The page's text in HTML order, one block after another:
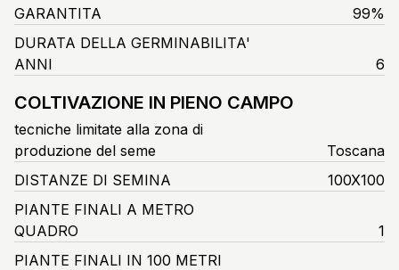
GARANTITA
99%
DURATA DELLA GERMINABILITA'
ANNI
6
COLTIVAZIONE IN PIENO CAMPO
tecniche limitate alla zona di
produzione del seme
Toscana
DISTANZE DI SEMINA
100X100
PIANTE FINALI A METRO
QUADRO
1
PIANTE FINALI IN 100 METRI